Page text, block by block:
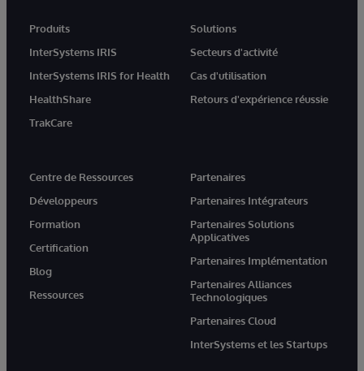
Produits
InterSystems IRIS
InterSystems IRIS for Health
HealthShare
TrakCare
Solutions
Secteurs d'activité
Cas d'utilisation
Retours d'expérience réussie
Centre de Ressources
Développeurs
Formation
Certification
Blog
Ressources
Partenaires
Partenaires Intégrateurs
Partenaires Solutions
Applicatives
Partenaires Implémentation
Partenaires Alliances
Technologiques
Partenaires Cloud
InterSystems et les Startups